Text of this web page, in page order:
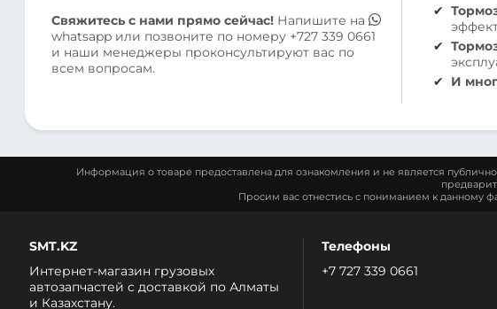
Свяжитесь с нами прямо сейчас! Напишите на
whatsapp или позвоните по номеру +727 339 0661
и наши менеджеры проконсультируют вас по
всем вопросам.
И
Информация о товаре предоставлена для ознакомления и не является
Просим вас отнестись с пониманием к данному
SMT.KZ
Интернет-магазин грузовых
автозапчастей c доставкой по Алматы
и Казахстану.
Телефоны
+7 727 339 0661